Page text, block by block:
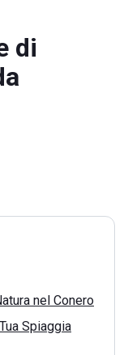
di
nel Conero
Spiaggia